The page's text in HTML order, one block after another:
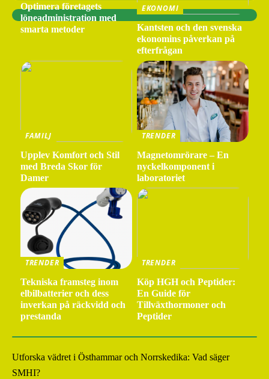
Optimera företagets
löneadministration med
smarta metoder
EKONOMI
Kantsten och den svenska
ekonomins påverkan på
efterfrågan
FAMILJ
Upplev Komfort och Stil
med Breda Skor för
Damer
TRENDER
Magnetomrörare – En
nyckelkomponent i
laboratoriet
TRENDER
Tekniska framsteg inom
elbilbatterier och dess
inverkan på räckvidd och
prestanda
TRENDER
Köp HGH och Peptider:
En Guide för
Tillväxthormoner och
Peptider
Utforska vädret i Östhammar och Norrskedika: Vad säger
SMHI?